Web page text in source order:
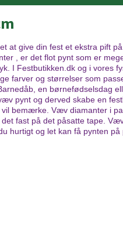
at give din fest et ekstra pift på
, er det flot pynt som er
I Festbutikken.dk og i vores
farver og størrelser som
en børnefødselsdag
pynt og derved skabe en
bemærke. Væv diamanter i
fast på det påsatte tape.
hurtigt og let kan få pynten på